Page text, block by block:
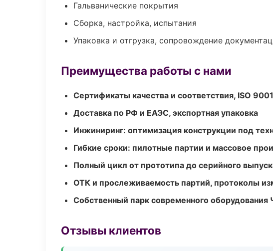
Гальванические покрытия
Сборка, настройка, испытания
Упаковка и отгрузка, сопровождение
Преимущества работы с нами
Сертификаты качества и соответствия, ISO 9001
Доставка по РФ и ЕАЭС, экспортная упаковка
Инжиниринг: оптимизация конструкции под
Гибкие сроки: пилотные партии и массовое
Полный цикл от прототипа до серийного
ОТК и прослеживаемость партий, протоколы
Собственный парк современного оборудования
Отзывы клиентов